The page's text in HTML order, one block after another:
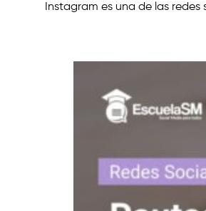
Instagram es una de las